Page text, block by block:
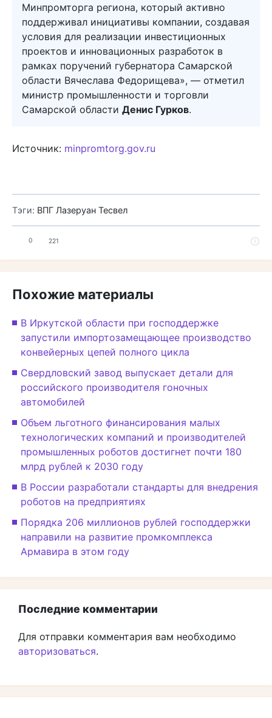
Минпромторга региона, который активно
поддерживал инициативы компании, создавая
условия для реализации инвестиционных
проектов и инновационных разработок в
рамках поручений губернатора Самарской
области Вячеслава Федорищева», — отметил
министр промышленности и торговли
Самарской области Денис Гурков.
Источник: minpromtorg.gov.ru
Тэги: ВПГ Лазеруан Тесвел
0 221
Похожие материалы
В Иркутской области при господдержке
запустили импортозамещающее производство
конвейерных цепей полного цикла
Свердловский завод выпускает детали для
российского производителя гоночных
автомобилей
Объем льготного финансирования малых
технологических компаний и производителей
промышленных роботов достигнет почти 180
млрд рублей к 2030 году
В России разработали стандарты для внедрения
роботов на предприятиях
Порядка 206 миллионов рублей господдержки
направили на развитие промкомплекса
Армавира в этом году
Последние комментарии
Для отправки комментария вам необходимо
авторизоваться.